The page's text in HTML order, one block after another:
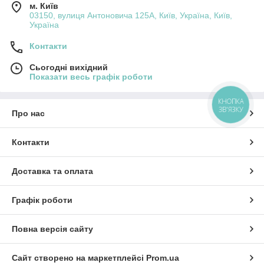
м. Київ
03150, вулиця Антоновича 125А, Київ, Україна, Київ,
Україна
Контакти
Сьогодні вихідний
Показати весь графік роботи
Про нас
Контакти
Доставка та оплата
Графік роботи
Повна версія сайту
Сайт створено на маркетплейсі Prom.ua
КНОПКА
ЗВ'ЯЗКУ